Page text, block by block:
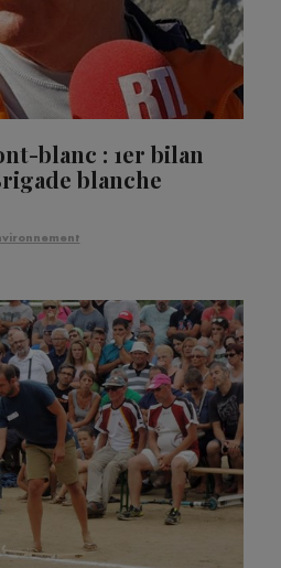
blanc : 1er bilan
blanche